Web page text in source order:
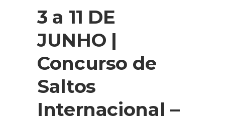
3 a 11 DE
JUNHO |
Concurso de
Saltos
Internacional –